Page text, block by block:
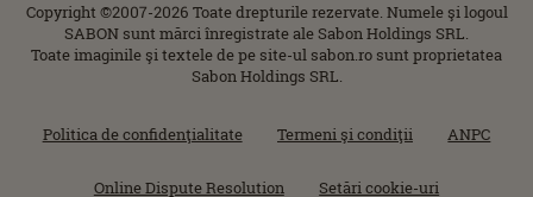
Copyright ©2007-2026 Toate drepturile rezervate. Numele şi logoul
SABON sunt mărci înregistrate ale Sabon Holdings SRL.
Toate imaginile şi textele de pe site-ul sabon.ro sunt proprietatea
Sabon Holdings SRL.
Politica de confidenţialitate Termeni şi condiţii ANPC
Online Dispute Resolution Setări cookie-uri